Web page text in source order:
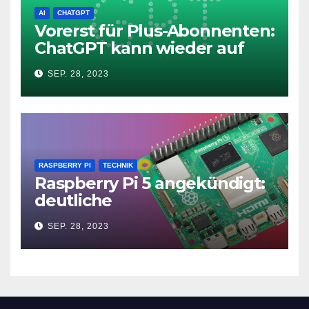
AI CHATGPT
Vorerst für Plus-Abonnenten:
ChatGPT kann wieder auf
das Internet zugreifen
SEP. 28, 2023
RASPBERRY PI TECHNIK
Raspberry Pi 5 angekündigt:
deutliche
Leistungssteigerung und bis
zu 2x 4K60
SEP. 28, 2023